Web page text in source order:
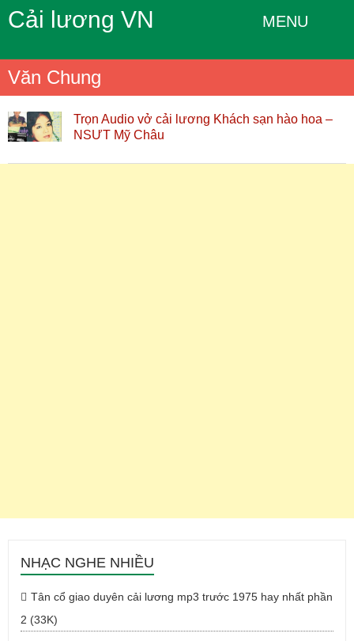
Cải lương VN MENU
Văn Chung
Trọn Audio vở cải lương Khách sạn hào hoa –
NSƯT Mỹ Châu
NHẠC NGHE NHIỀU
Tân cổ giao duyên cải lương mp3 trước 1975 hay nhất phần
2 (33K)